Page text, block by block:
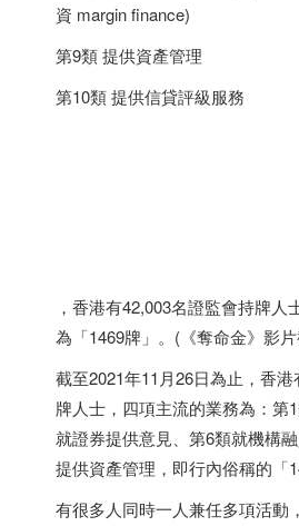
資 margin finance)
第9類 提供資產管理
第10類 提供信貸評級服務
，香港有42,003名證監會持牌人
為「1469牌」。(《奪命金》影
截至2021年11月26日為止，香
牌人士，四項主流的業務為：第
就證券提供意見、第6類就機構
提供資產管理，即行內俗稱的「
有很多人同時一人兼任多項活動